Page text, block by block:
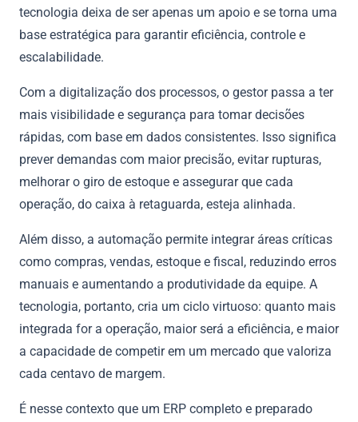
tecnologia deixa de ser apenas um apoio e se torna uma
base estratégica para garantir eficiência, controle e
escalabilidade.
Com a digitalização dos processos, o gestor passa a ter
mais visibilidade e segurança para tomar decisões
rápidas, com base em dados consistentes. Isso significa
prever demandas com maior precisão, evitar rupturas,
melhorar o giro de estoque e assegurar que cada
operação, do caixa à retaguarda, esteja alinhada.
Além disso, a automação permite integrar áreas críticas
como compras, vendas, estoque e fiscal, reduzindo erros
manuais e aumentando a produtividade da equipe. A
tecnologia, portanto, cria um ciclo virtuoso: quanto mais
integrada for a operação, maior será a eficiência, e maior
a capacidade de competir em um mercado que valoriza
cada centavo de margem.
É nesse contexto que um ERP completo e preparado